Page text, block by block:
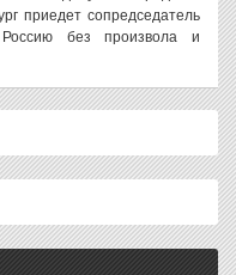
приедет сопредседатель
без произвола и